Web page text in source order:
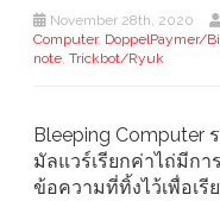
November 28th, 2020
Computer, DoppelPaymer/
note, Trickbot/Ryuk
Bleeping Computer
มัลแวร์เรียกค่าไถ่มีก
ข้อความที่ทิ้งไว้เพื่อเ